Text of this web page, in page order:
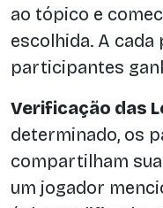
ao tópico e
escolhida. A cada
participantes
Verificação das
determinado, os
compartilham
um jogador